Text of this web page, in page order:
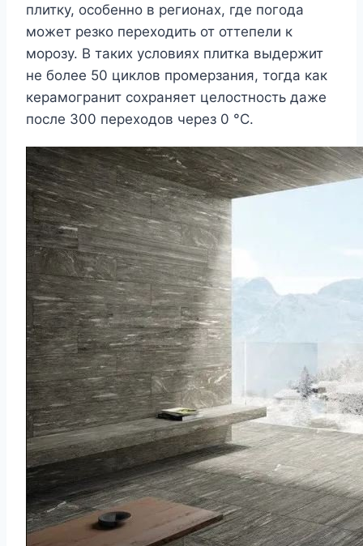
плитку, особенно в регионах, где погода
может резко переходить от оттепели к
морозу. В таких условиях плитка выдержит
не более 50 циклов промерзания, тогда как
керамогранит сохраняет целостность даже
после 300 переходов через 0 °С.